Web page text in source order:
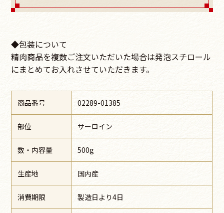
◆包装について
精肉商品を複数ご注文いただいた場合は発泡スチロール
にまとめてお入れさせていただきます。
商品番号 02289-01385
部位 サーロイン
数・内容量 500g
生産地 国内産
消費期限 製造日より4日